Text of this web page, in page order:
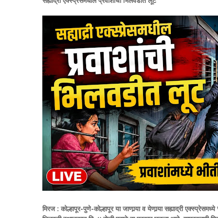
मिरज : कोल्हापूर-पुणे-कोल्हापूर या जाणार्‍या व येणार्‍या सह्याद्री